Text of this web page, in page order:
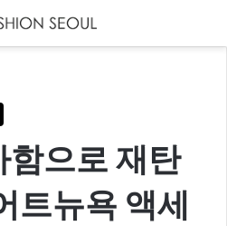
함으로 재탄
트뉴욕 액세